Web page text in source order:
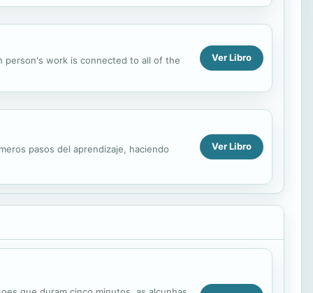
person's work is connected to all of the Ver Libro
pasos del aprendizaje, haciendo Ver Libro